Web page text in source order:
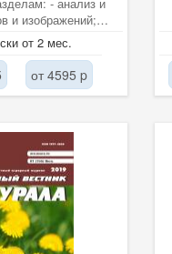
и изображений; -
в
от 2 мес.
от 4595 p